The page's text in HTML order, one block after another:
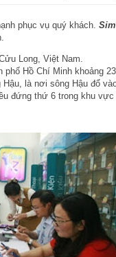
phục vụ quý khách.
Long, Việt Nam.
Hồ Chí Minh khoảng
là nơi sông Hậu đổ
đứng thứ 6 trong khu vực